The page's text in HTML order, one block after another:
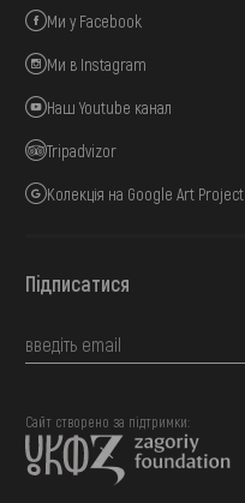
Ми у Facebook
Ми в Instagram
Наш Youtube канал
Tripadvizor
Колекція на Google Art Project
Підписатися
Сайт створено за підтримки: